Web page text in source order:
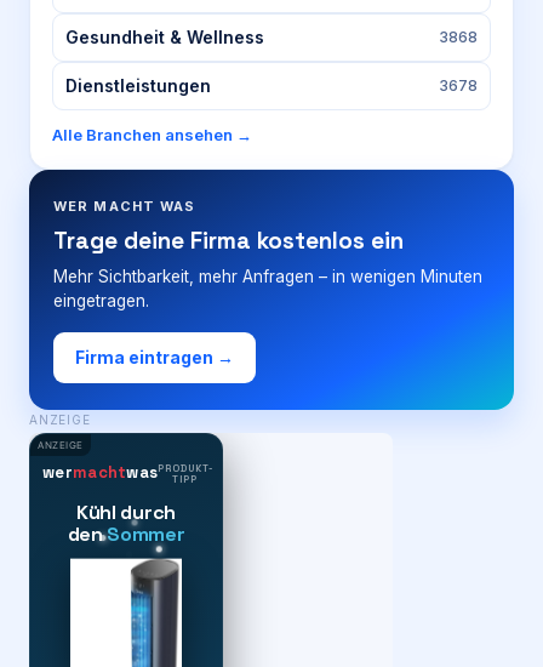
Gesundheit & Wellness 3868
Dienstleistungen 3678
Alle Branchen ansehen →
WER MACHT WAS
Trage deine Firma kostenlos ein
Mehr Sichtbarkeit, mehr Anfragen – in wenigen Minuten
eingetragen.
Firma eintragen →
ANZEIGE
ANZEIGE
wermachtwasPRODUKT-
TIPP
Kühl durch
denSommer